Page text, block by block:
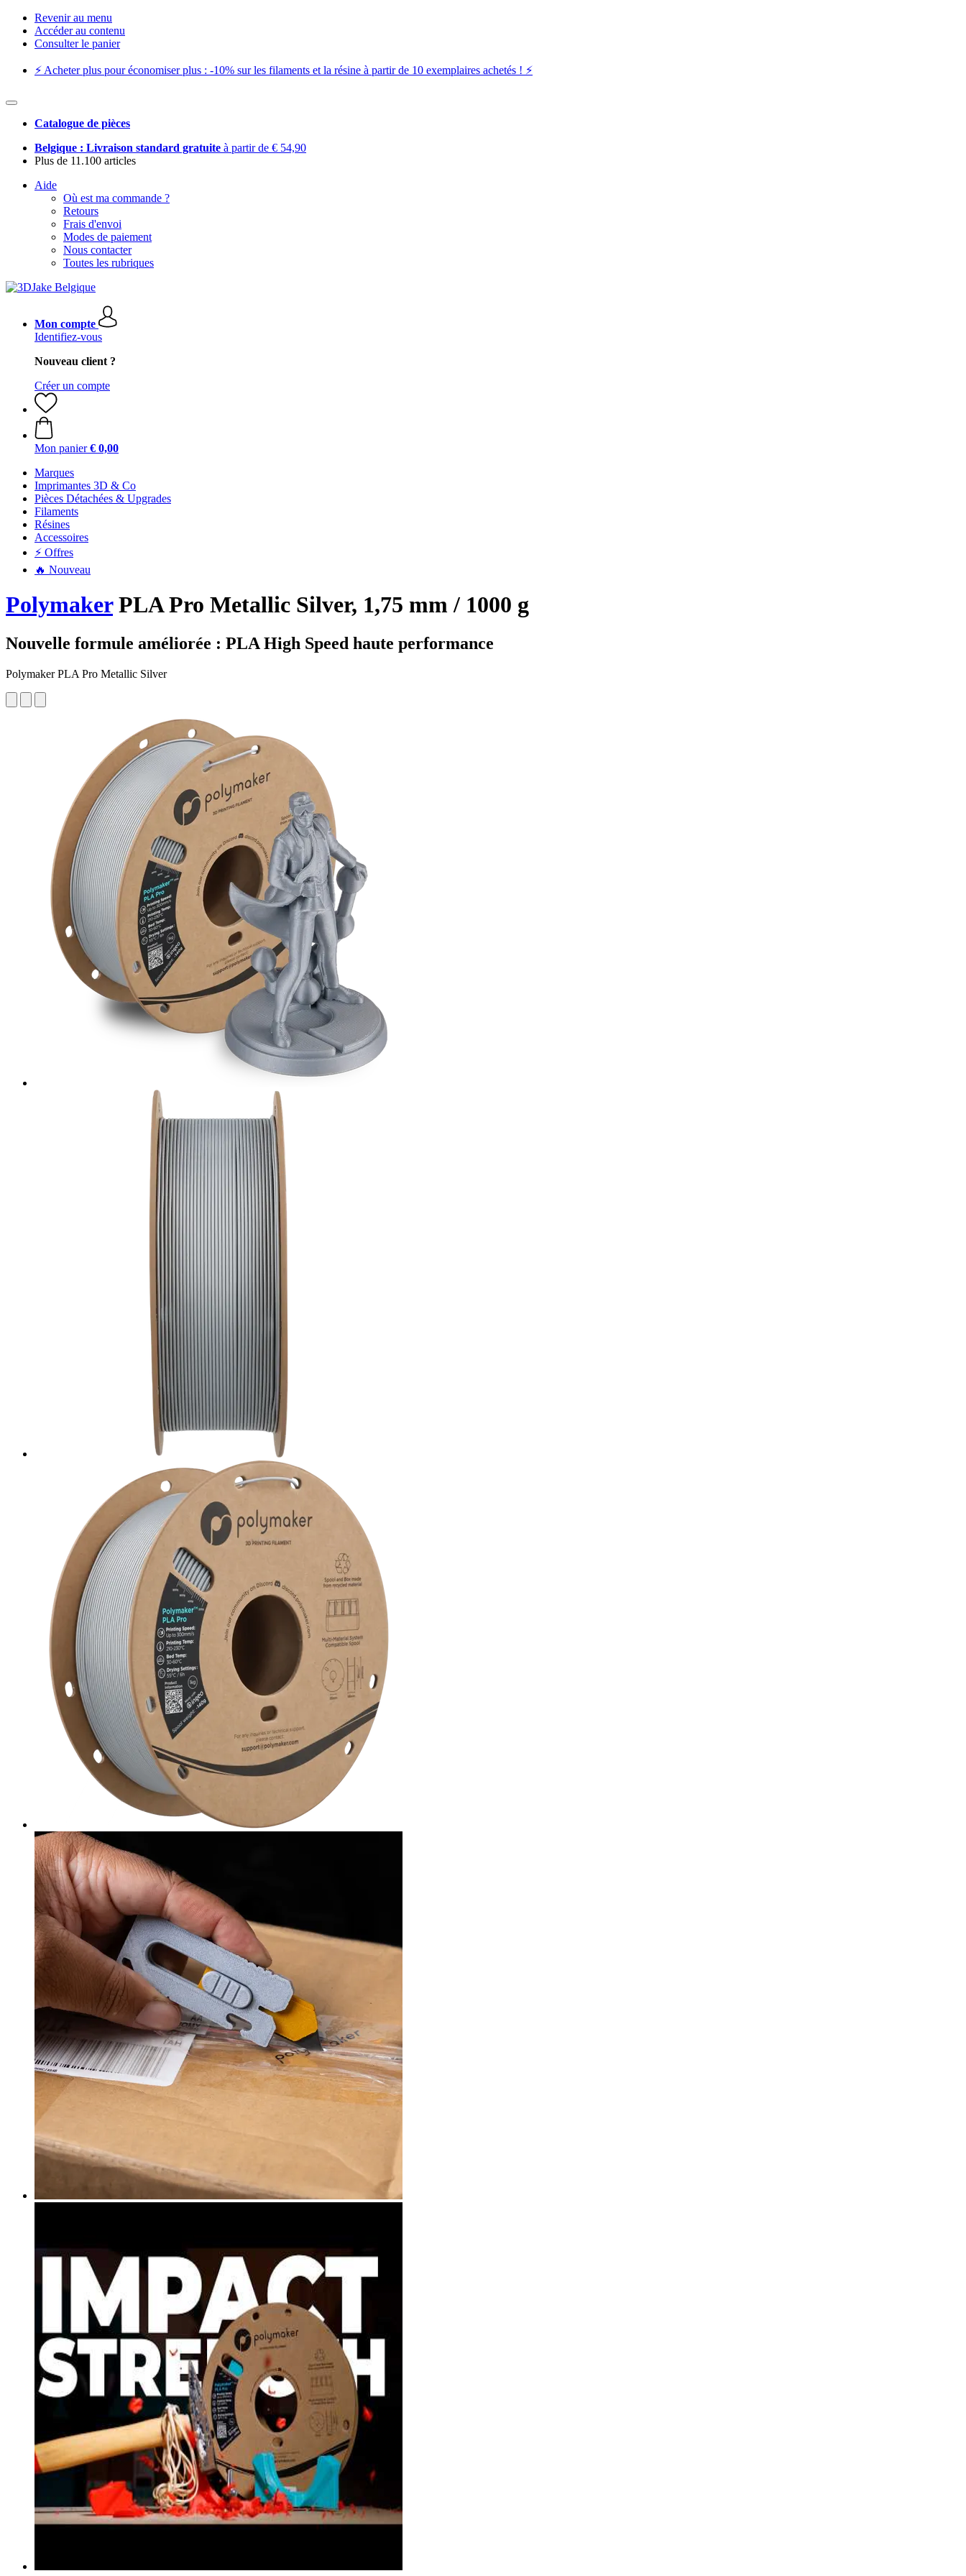
Revenir au menu
Accéder au contenu
Consulter le panier
⚡️ Acheter plus pour économiser plus : -10% sur les filaments et la résine à partir de 10 exemplaires achetés ! ⚡️
Catalogue de pièces
Belgique : Livraison standard gratuite à partir de € 54,90
Plus de 11.100 articles
Aide
Où est ma commande ?
Retours
Frais d'envoi
Modes de paiement
Nous contacter
Toutes les rubriques
Mon compte
Identifiez-vous
Nouveau client ?
Créer un compte
Mon panier € 0,00
Marques
Imprimantes 3D & Co
Pièces Détachées & Upgrades
Filaments
Résines
Accessoires
⚡ Offres
🔥 Nouveau
PolymakerPLA Pro Metallic Silver, 1,75 mm / 1000 g
Nouvelle formule améliorée : PLA High Speed haute performance
Polymaker PLA Pro Metallic Silver